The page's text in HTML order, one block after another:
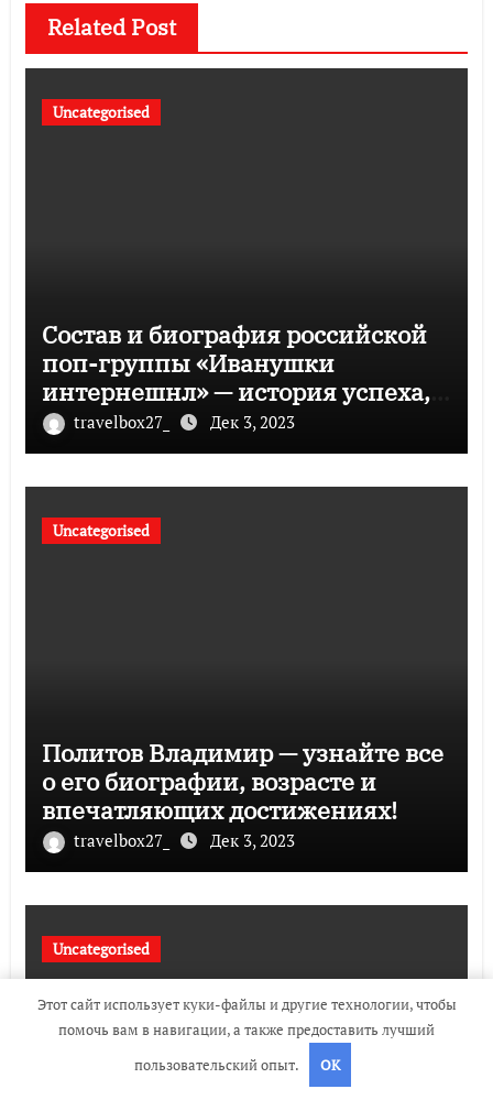
Related Post
Uncategorised
Состав и биография российской
поп-группы «Иванушки
интернешнл» — история успеха,
музыка и судьбы участников
travelbox27_ Дек 3, 2023
Uncategorised
Политов Владимир — узнайте все
о его биографии, возрасте и
впечатляющих достижениях!
travelbox27_ Дек 3, 2023
Uncategorised
Этот сайт использует куки-файлы и другие технологии, чтобы
помочь вам в навигации, а также предоставить лучший
пользовательский опыт.
OK